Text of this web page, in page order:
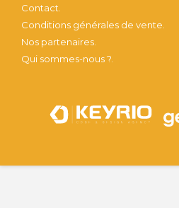
Contact.
Conditions générales de vente.
Nos partenaires.
Qui sommes-nous ?.